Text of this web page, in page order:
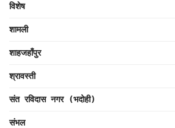
विशेष
शामली
शाहजहाँपुर
श्रावस्ती
संत रविदास नगर (भदोही)
संभल